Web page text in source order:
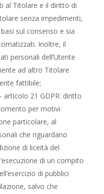
al Titolare e il diritto di
senza impedimenti,
sul consenso e sia
Inoltre, il
personali dell’Utente
ad altro Titolare
fattibile;
articolo 21 GDPR: diritto
per motivi
particolare, al
che riguardano
di liceità del
di un compito
di pubblici
salvo che